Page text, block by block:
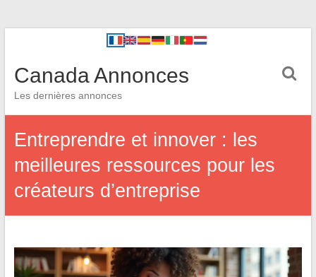
Canada Annonces
Les dernières annonces
Entreprendre et innover : les
meilleures ressources pour les
créateurs d’entreprise